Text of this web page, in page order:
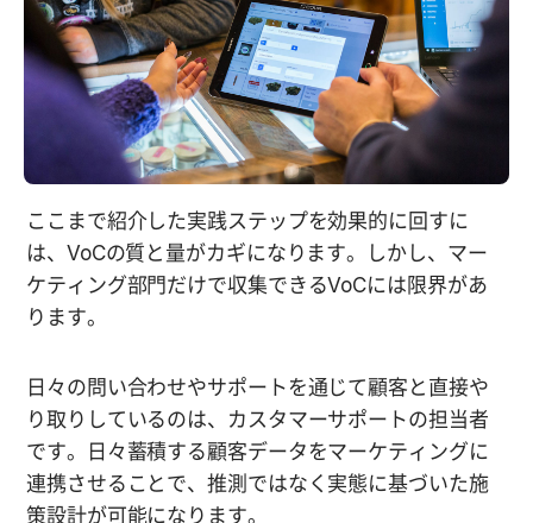
ここまで紹介した実践ステップを効果的に回すに
は、VoCの質と量がカギになります。しかし、マー
ケティング部門だけで収集できるVoCには限界があ
ります。
日々の問い合わせやサポートを通じて顧客と直接や
り取りしているのは、カスタマーサポートの担当者
です。日々蓄積する顧客データをマーケティングに
連携させることで、推測ではなく実態に基づいた施
策設計が可能になります。